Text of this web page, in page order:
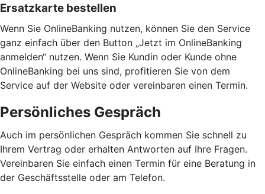
Ersatzkarte bestellen
Wenn Sie OnlineBanking nutzen, können Sie den Service
ganz einfach über den Button „Jetzt im OnlineBanking
anmelden“ nutzen. Wenn Sie Kundin oder Kunde ohne
OnlineBanking bei uns sind, profitieren Sie von dem
Service auf der Website oder vereinbaren einen Termin.
Persönliches Gespräch
Auch im persönlichen Gespräch kommen Sie schnell zu
Ihrem Vertrag oder erhalten Antworten auf Ihre Fragen.
Vereinbaren Sie einfach einen Termin für eine Beratung in
der Geschäftsstelle oder am Telefon.